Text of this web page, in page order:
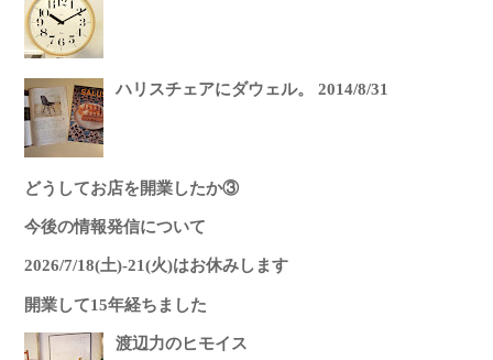
ハリスチェアにダウェル。 2014/8/31
どうしてお店を開業したか③
今後の情報発信について
2026/7/18(土)-21(火)はお休みします
開業して15年経ちました
渡辺力のヒモイス